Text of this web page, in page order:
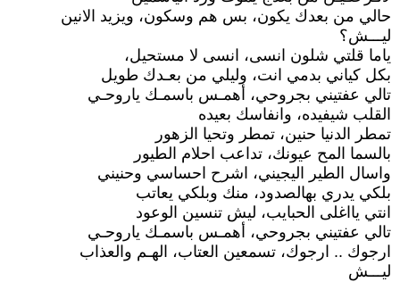
حالي من بعدك يكون، بس هم وسكون، ويزيد الانين
ليـــش؟
ياما قلتي شلون انسى، انسى لا مستحيل،
بكل كياني بدمي انت، وليلي من بعـدك طويل
تالي عفتيني بجروحي، أهمـس باسمـك ياروحـي
القلب شيفيده، وانفاسك بعيده
تمطر الدنيا حنين، تمطر وتحيا الزهور
بالسما المح عيونك، تداعب احلام الطيور
واسال الطير اليجيني، اشرح احساسي وحنيني
بلكي يدري بهالصدود، منك وبلكي يعاتب
انتي يااغلى الحبايب، ليش تنسين الوعود
تالي عفتيني بجروحي، أهمـس باسمـك ياروحـي
ارجوك .. ارجوك، تسمعين العتاب، الهـم والعذاب
ليـــش